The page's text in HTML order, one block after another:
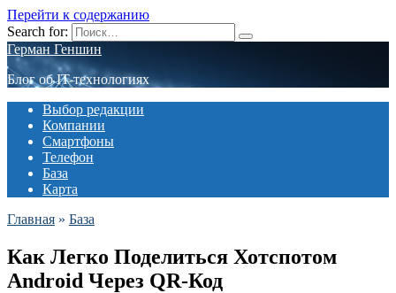
Перейти к содержанию
Search for:
Герман Геншин
Блог об IT-технологиях
Выбор редакции
Компании
Смартфоны
Телефон
База
Карта
Главная » База
Как Легко Поделиться Хотспотом
Android Через QR-Код